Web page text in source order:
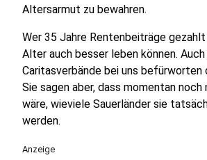
Altersarmut zu bewahren.
Wer 35 Jahre Rentenbeiträge
Alter auch besser leben können.
Caritasverbände bei uns befürworten
Sie sagen aber, dass momentan noch
wäre, wieviele Sauerländer sie
werden.
Anzeige